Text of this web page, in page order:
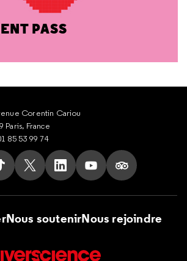
PASS
Corentin Cariou
Paris, France
85 53 99 74
Instagram
sur Facebook
nous sur Tik Tok
Suivez nous sur X
Suivez nous sur LinkedIn
Suivez nous sur
Suivez nous
Nous soutenirNous rejoindre